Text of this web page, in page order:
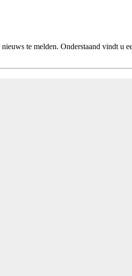
te melden. Onderstaand vindt u